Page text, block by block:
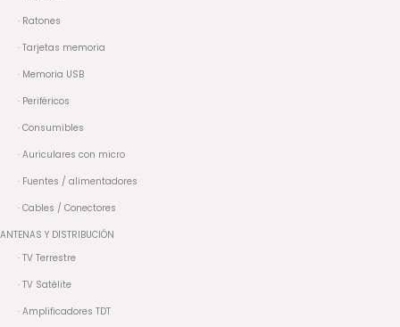
· Ratones
· Tarjetas memoria
· Memoria USB
· Periféricos
· Consumibles
· Auriculares con micro
· Fuentes / alimentadores
· Cables / Conectores
ANTENAS Y DISTRIBUCIÓN
· TV Terrestre
· TV Satélite
· Amplificadores TDT